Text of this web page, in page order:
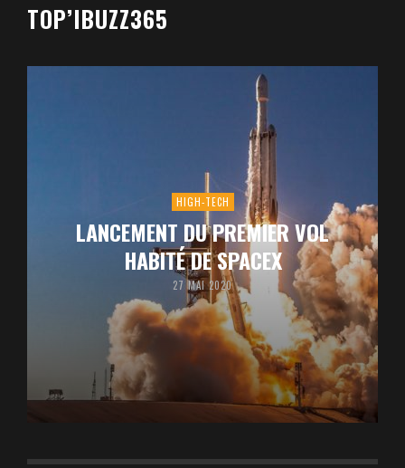
TOP’IBUZZ365
HIGH-TECH
LANCEMENT DU PREMIER VOL
HABITÉ DE SPACEX
27 MAI 2020